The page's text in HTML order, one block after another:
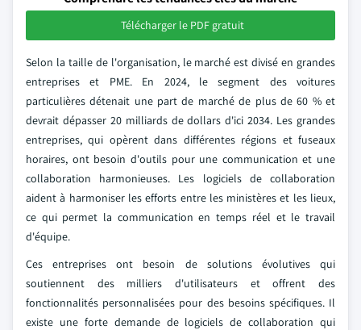
Télécharger le PDF gratuit
Selon la taille de l'organisation, le marché est divisé en grandes
entreprises et PME. En 2024, le segment des voitures
particulières détenait une part de marché de plus de 60 % et
devrait dépasser 20 milliards de dollars d'ici 2034. Les grandes
entreprises, qui opèrent dans différentes régions et fuseaux
horaires, ont besoin d'outils pour une communication et une
collaboration harmonieuses. Les logiciels de collaboration
aident à harmoniser les efforts entre les ministères et les lieux,
ce qui permet la communication en temps réel et le travail
d'équipe.
Ces entreprises ont besoin de solutions évolutives qui
soutiennent des milliers d'utilisateurs et offrent des
fonctionnalités personnalisées pour des besoins spécifiques. Il
existe une forte demande de logiciels de collaboration qui